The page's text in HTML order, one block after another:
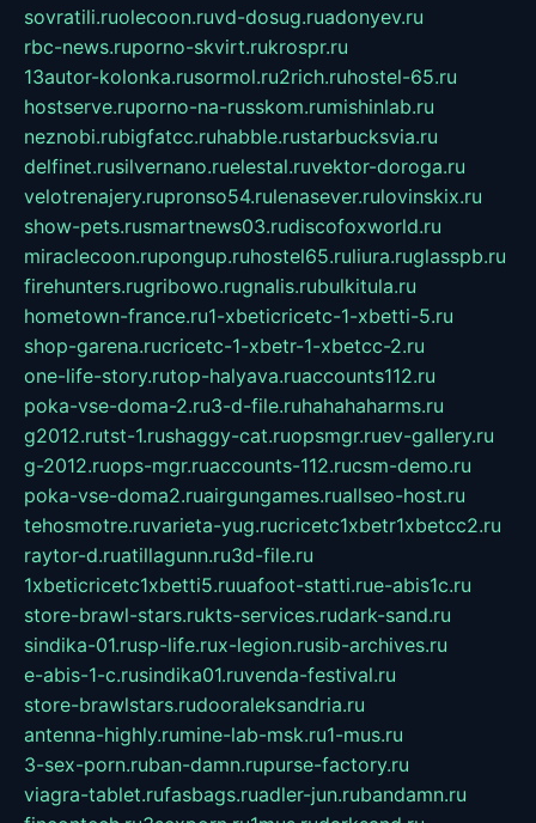
sovratili.ruolecoon.ruvd-dosug.ruadonyev.ru
rbc-news.ruporno-skvirt.rukrospr.ru
13autor-kolonka.rusormol.ru2rich.ruhostel-65.ru
hostserve.ruporno-na-russkom.rumishinlab.ru
neznobi.rubigfatcc.ruhabble.rustarbucksvia.ru
delfinet.rusilvernano.ruelestal.ruvektor-doroga.ru
velotrenajery.rupronso54.rulenasever.rulovinskix.ru
show-pets.rusmartnews03.rudiscofoxworld.ru
miraclecoon.rupongup.ruhostel65.ruliura.ruglasspb.ru
firehunters.rugribowo.rugnalis.rubulkitula.ru
hometown-france.ru1-xbeticricetc-1-xbetti-5.ru
shop-garena.rucricetc-1-xbetr-1-xbetcc-2.ru
one-life-story.rutop-halyava.ruaccounts112.ru
poka-vse-doma-2.ru3-d-file.ruhahahaharms.ru
g2012.rutst-1.rushaggy-cat.ruopsmgr.ruev-gallery.ru
g-2012.ruops-mgr.ruaccounts-112.rucsm-demo.ru
poka-vse-doma2.ruairgungames.ruallseo-host.ru
tehosmotre.ruvarieta-yug.rucricetc1xbetr1xbetcc2.ru
raytor-d.ruatillagunn.ru3d-file.ru
1xbeticricetc1xbetti5.ruuafoot-statti.rue-abis1c.ru
store-brawl-stars.rukts-services.rudark-sand.ru
sindika-01.rusp-life.rux-legion.rusib-archives.ru
e-abis-1-c.rusindika01.ruvenda-festival.ru
store-brawlstars.rudooraleksandria.ru
antenna-highly.rumine-lab-msk.ru1-mus.ru
3-sex-porn.ruban-damn.rupurse-factory.ru
viagra-tablet.rufasbags.ruadler-jun.rubandamn.ru